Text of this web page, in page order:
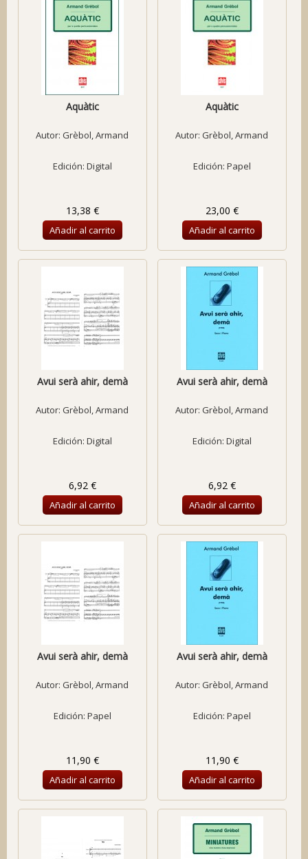
Aquàtic
Autor: Grèbol, Armand
Edición: Digital
13,38 €
Añadir al carrito
Aquàtic
Autor: Grèbol, Armand
Edición: Papel
23,00 €
Añadir al carrito
Avui serà ahir, demà
Autor: Grèbol, Armand
Edición: Digital
6,92 €
Añadir al carrito
Avui serà ahir, demà
Autor: Grèbol, Armand
Edición: Digital
6,92 €
Añadir al carrito
Avui serà ahir, demà
Autor: Grèbol, Armand
Edición: Papel
11,90 €
Añadir al carrito
Avui serà ahir, demà
Autor: Grèbol, Armand
Edición: Papel
11,90 €
Añadir al carrito